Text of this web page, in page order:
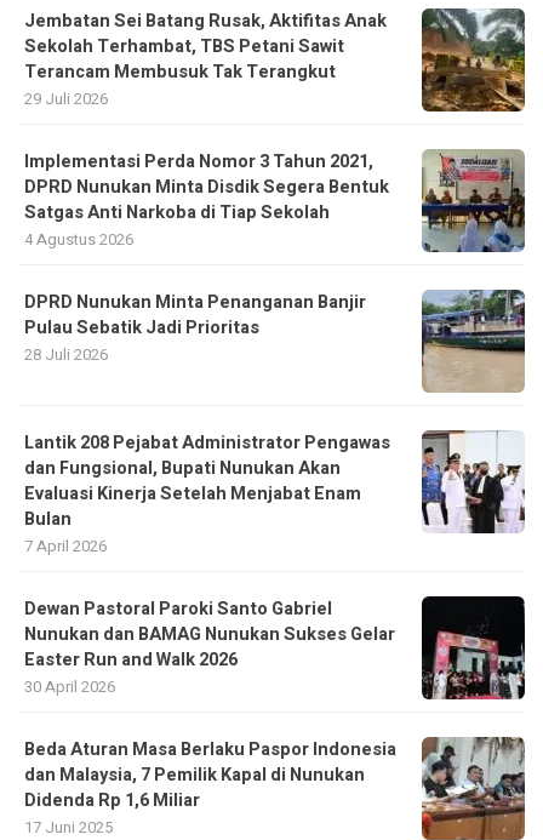
Jembatan Sei Batang Rusak, Aktifitas Anak
Sekolah Terhambat, TBS Petani Sawit
Terancam Membusuk Tak Terangkut
29 Juli 2026
Implementasi Perda Nomor 3 Tahun 2021,
DPRD Nunukan Minta Disdik Segera Bentuk
Satgas Anti Narkoba di Tiap Sekolah
4 Agustus 2026
DPRD Nunukan Minta Penanganan Banjir
Pulau Sebatik Jadi Prioritas
28 Juli 2026
Lantik 208 Pejabat Administrator Pengawas
dan Fungsional, Bupati Nunukan Akan
Evaluasi Kinerja Setelah Menjabat Enam
Bulan
7 April 2026
Dewan Pastoral Paroki Santo Gabriel
Nunukan dan BAMAG Nunukan Sukses Gelar
Easter Run and Walk 2026
30 April 2026
Beda Aturan Masa Berlaku Paspor Indonesia
dan Malaysia, 7 Pemilik Kapal di Nunukan
Didenda Rp 1,6 Miliar
17 Juni 2025